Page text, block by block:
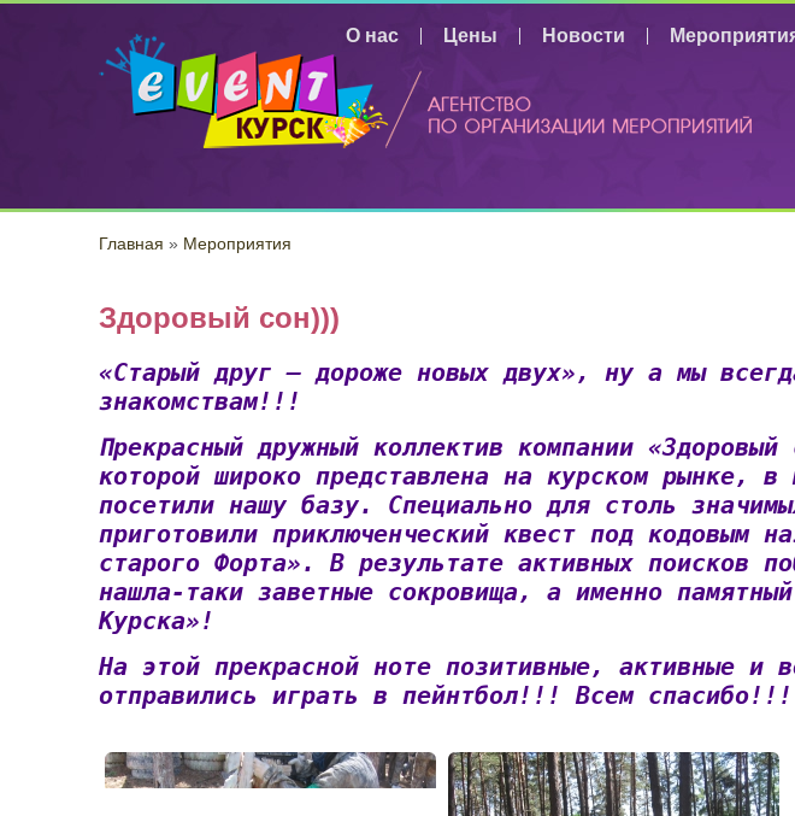
Перейти к основному содержанию
О нас Цены Новости
Главная » Мероприятия
Здоровый сон)))
«Старый друг – дороже новых двух», ну а мы
знакомствам!!!
Прекрасный дружный коллектив компании
которой широко представлена на курском рынке, в
посетили нашу базу. Специально для столь
приготовили приключенческий квест под кодовым
старого Форта». В результате активных поисков
нашла-таки заветные сокровища, а именно
Курска»!
На этой прекрасной ноте позитивные, активные и
отправились играть в пейнтбол!!! Всем